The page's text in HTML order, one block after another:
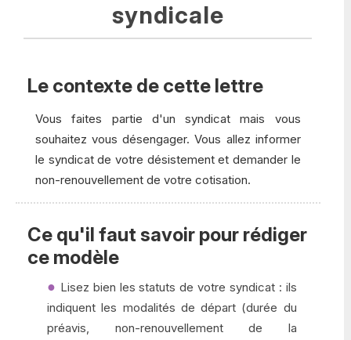
syndicale
Le contexte de cette lettre
Vous faites partie d'un syndicat mais vous
souhaitez vous désengager. Vous allez informer
le syndicat de votre désistement et demander le
non-renouvellement de votre cotisation.
Ce qu'il faut savoir pour rédiger
ce modèle
Lisez bien les statuts de votre syndicat : ils
indiquent les modalités de départ (durée du
préavis, non-renouvellement de la